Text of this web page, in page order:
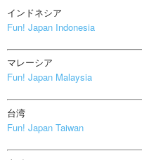
インドネシア
Fun! Japan Indonesia
マレーシア
Fun! Japan Malaysia
台湾
Fun! Japan Taiwan